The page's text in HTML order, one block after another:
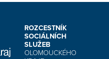
ROZCESTNÍK
SOCIÁLNÍCH
SLUŽEB
OLOMOUCKÉHO